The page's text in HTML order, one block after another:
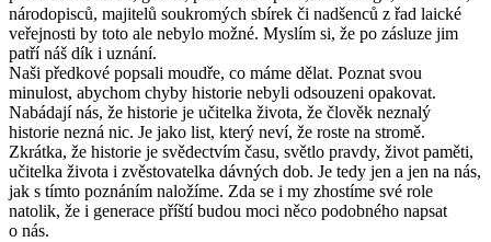
národopisců, majitelů soukromých sbírek či nadšenců z řad laické
veřejnosti by toto ale nebylo možné. Myslím si, že po zásluze jim
patří náš dík i uznání.
Naši předkové popsali moudře, co máme dělat. Poznat svou
minulost, abychom chyby historie nebyli odsouzeni opakovat.
Nabádají nás, že historie je učitelka života, že člověk neznalý
historie nezná nic. Je jako list, který neví, že roste na stromě.
Zkrátka, že historie je svědectvím času, světlo pravdy, život paměti,
učitelka života i zvěstovatelka dávných dob. Je tedy jen a jen na nás,
jak s tímto poznáním naložíme. Zda se i my zhostíme své role
natolik, že i generace příští budou moci něco podobného napsat
o nás.